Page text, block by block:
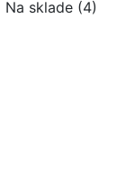
Na sklade (4)